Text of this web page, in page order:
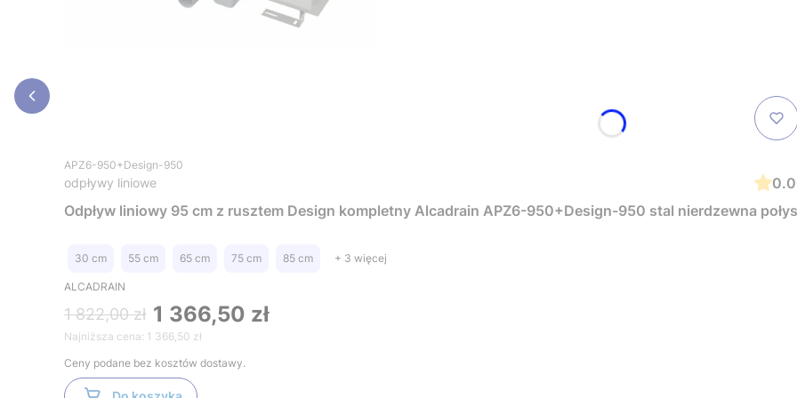
APZ6-950+Design-950
odpływy liniowe
Odpływ liniowy 95 cm z rusztem Design kompletny Alcadrain APZ6-950+Design-950 stal nierdzewna
30 cm 55 cm 65 cm 75 cm 85 cm + 3 więcej
ALCADRAIN
1 822,00 zł 1 366,50 zł
Najniższa cena: 1 366,50 zł
Ceny podane bez kosztów dostawy.